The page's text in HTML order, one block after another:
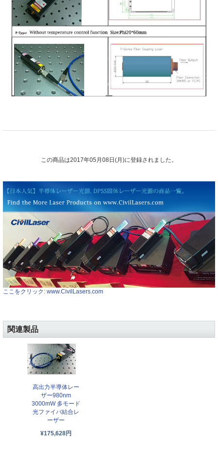
この商品は2017年05月08日(月)に登録されました。
ここをクリック: www.CivilLasers.com
関連製品
高出力半導体レー
ザー980nm
3000mW 多モード
光ファイバ結合レ
ーザー
¥175,628円